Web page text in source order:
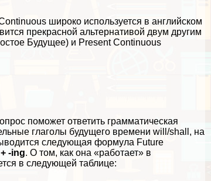
широко используется в английском
прекрасной альтернативой двум другим
Будущее) и Present Continuous
поможет ответить грамматическая
глаголы будущего времени will/shall, на
следующая формула Future
-ing. О том, как она «работает» в
в следующей таблице: